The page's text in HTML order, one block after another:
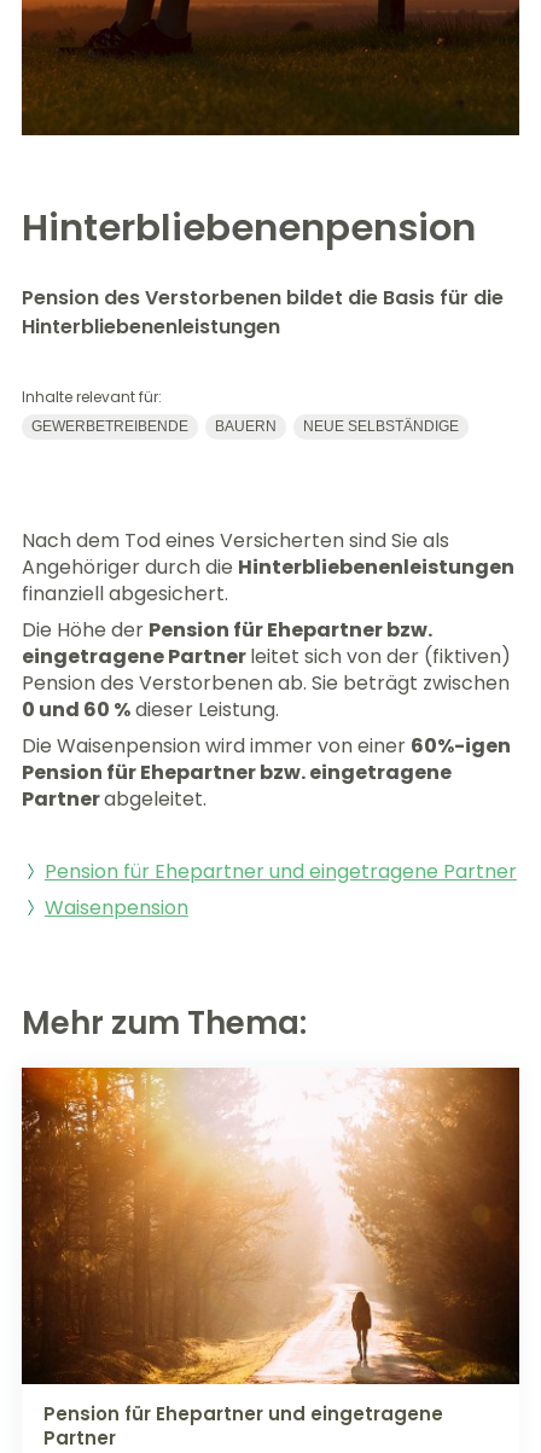
Hinterbliebenenpension
Pension des Verstorbenen bildet die Basis für die
Hinterbliebenenleistungen
Inhalte relevant für:
GEWERBETREIBENDE BAUERN NEUE SELBSTÄNDIGE
Nach dem Tod eines Versicherten sind Sie als
Angehöriger durch die Hinterbliebenenleistungen
finanziell abgesichert.
Die Höhe der Pension für Ehepartner bzw.
eingetragene Partnerleitet sich von der (fiktiven)
Pension des Verstorbenen ab. Sie beträgt zwischen
0 und 60 %dieser Leistung.
Die Waisenpension wird immer von einer 60%-igen
Pension für Ehepartner bzw. eingetragene
Partnerabgeleitet.
Pension für Ehepartner und eingetragene Partner
Waisenpension
Mehr zum Thema:
Pension für Ehepartner und eingetragene
Partner